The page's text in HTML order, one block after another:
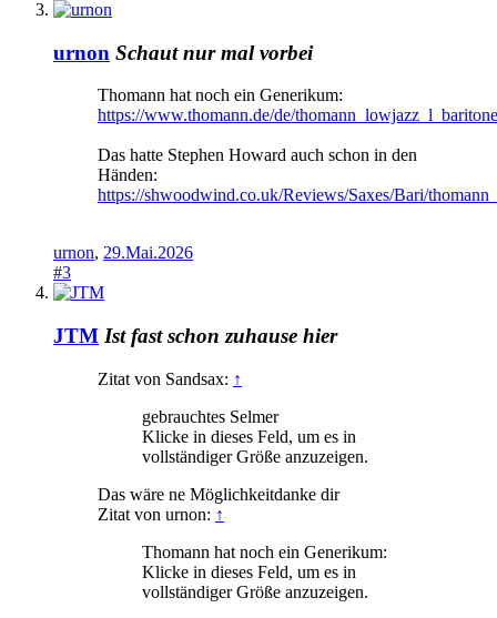
urnon Schaut nur mal vorbei
Thomann hat noch ein Generikum:
https://www.thomann.de/de/
Das hatte Stephen Howard auch schon in den
Händen:
https://shwoodwind.co.uk/Reviews/Saxes/Bari/
urnon, 29.Mai.2026
#3
JTM Ist fast schon zuhause hier
Zitat von Sandsax: ↑
gebrauchtes Selmer
Klicke in dieses Feld, um es in
vollständiger Größe anzuzeigen.
Das wäre ne Möglichkeitdanke dir
Zitat von urnon: ↑
Thomann hat noch ein Generikum:
Klicke in dieses Feld, um es in
vollständiger Größe anzuzeigen.